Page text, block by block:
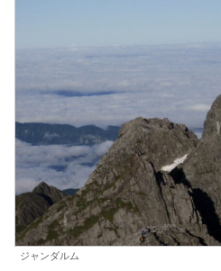
ジャンダルム